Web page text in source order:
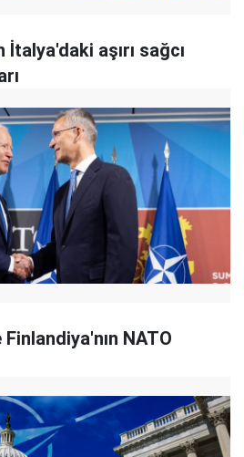
aşırı sağcı
NATO